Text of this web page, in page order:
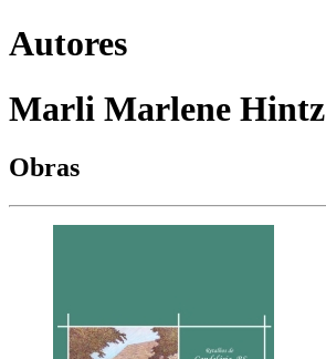
Autores
Marli Marlene Hintz
Obras